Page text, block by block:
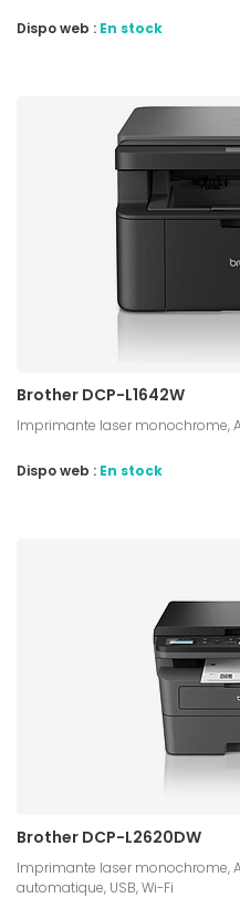
Dispo web : En stock
Brother DCP-L1642W
Imprimante laser monochrome,
Dispo web : En stock
Brother DCP-L2620DW
Imprimante laser monochrome,
automatique, USB, Wi-Fi